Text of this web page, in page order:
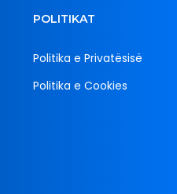
POLITIKAT
Politika e Privatësisë
Politika e Cookies